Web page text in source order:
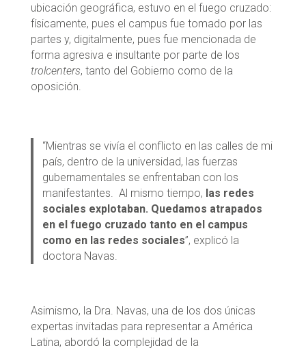
ubicación geográfica, estuvo en el fuego cruzado:
físicamente, pues el campus fue tomado por las
partes y, digitalmente, pues fue mencionada de
forma agresiva e insultante por parte de los
trolcenters, tanto del Gobierno como de la
oposición.
“Mientras se vivía el conflicto en las calles de mi
país, dentro de la universidad, las fuerzas
gubernamentales se enfrentaban con los
manifestantes. Al mismo tiempo, las redes
sociales explotaban. Quedamos atrapados
en el fuego cruzado tanto en el campus
como en las redes sociales”, explicó la
doctora Navas.
Asimismo, la Dra. Navas, una de los dos únicas
expertas invitadas para representar a América
Latina, abordó la complejidad de la